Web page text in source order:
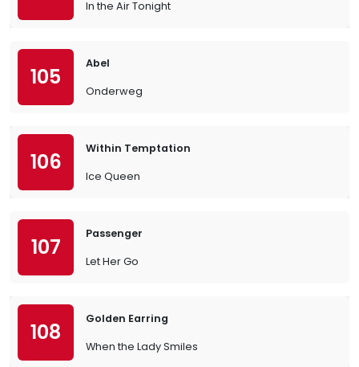
In the Air Tonight
105
Abel
Onderweg
106
Within Temptation
Ice Queen
107
Passenger
Let Her Go
108
Golden Earring
When the Lady Smiles